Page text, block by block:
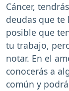
Cáncer,
deudas que te
posible que
tu trabajo,
notar. En el
conocerás a
común y